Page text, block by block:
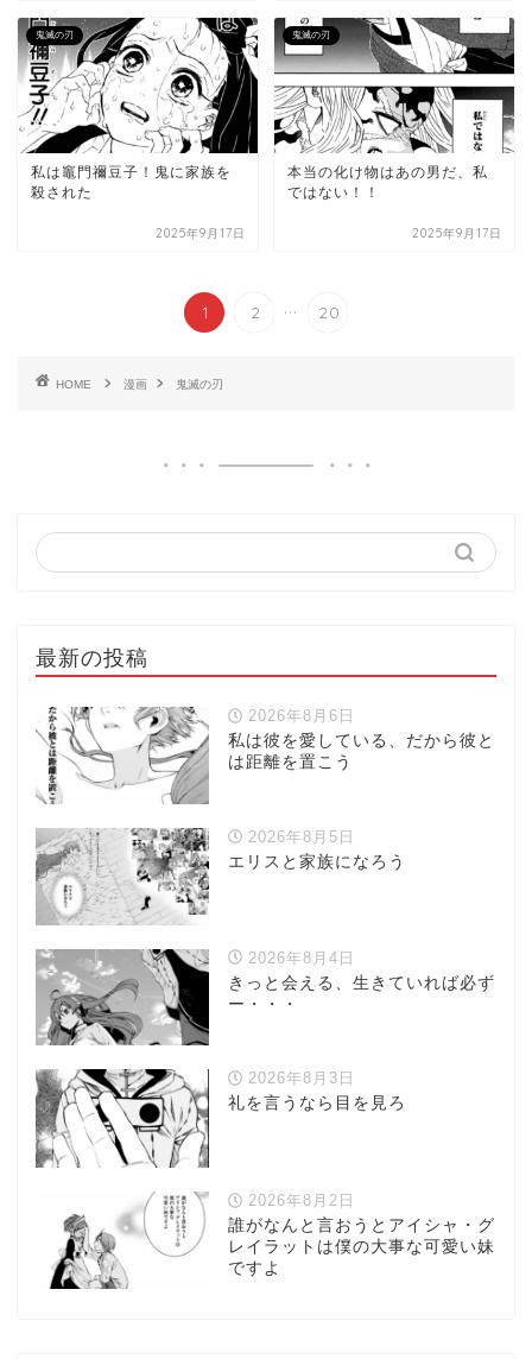
鬼滅の刃
私は竈門禰豆子！鬼に家族を
殺された
2025年9月17日
鬼滅の刃
本当の化け物はあの男だ、私
ではない！！
2025年9月17日
1 2 ... 20
HOME 漫画 鬼滅の刃
最新の投稿
2026年8月6日
私は彼を愛している、だから彼と
は距離を置こう
2026年8月5日
エリスと家族になろう
2026年8月4日
きっと会える、生きていれば必ず
ー・・・
2026年8月3日
礼を言うなら目を見ろ
2026年8月2日
誰がなんと言おうとアイシャ・グ
レイラットは僕の大事な可愛い妹
ですよ